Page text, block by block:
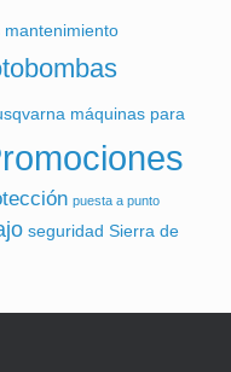
mantenimiento
máquinas para
puesta a punto
seguridad Sierra de